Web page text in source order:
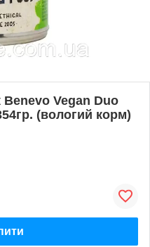
Benevo Vegan Duo
(вологий корм)